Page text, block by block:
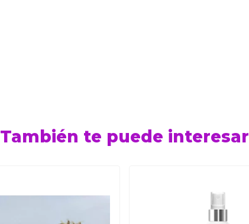
También te puede interesar